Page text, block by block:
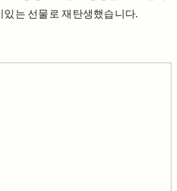
는 선물로 재탄생했습니다.